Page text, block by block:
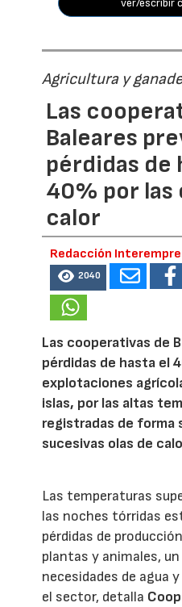
ver/escribir
Agricultura y
Las
Baleares
pérdidas de
40% por las
calor
Redacción
2040
Las cooperativas de
pérdidas de hasta el
explotaciones
islas, por las altas
registradas de forma
sucesivas olas de
Las temperaturas
las noches tórridas
pérdidas de
plantas y animales,
necesidades de agua
el sector, detalla